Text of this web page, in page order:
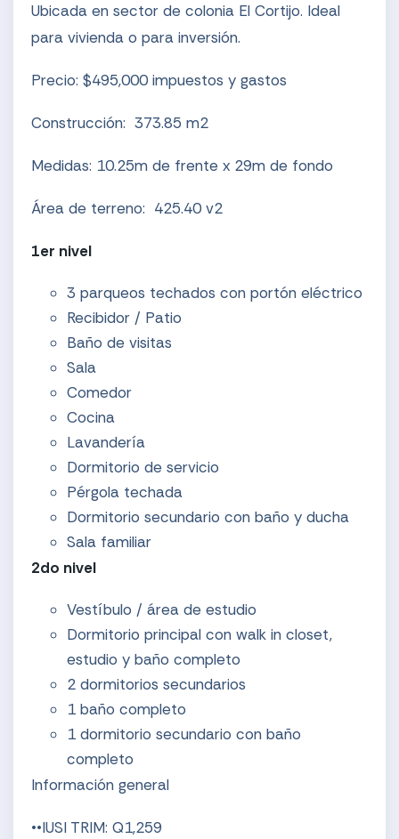
Ubicada en sector de colonia El Cortijo. Ideal
para vivienda o para inversión.
Precio: $495,000 impuestos y gastos
Construcción: 373.85 m2
Medidas: 10.25m de frente x 29m de fondo
Área de terreno: 425.40 v2
1er nivel
3 parqueos techados con portón eléctrico
Recibidor / Patio
Baño de visitas
Sala
Comedor
Cocina
Lavandería
Dormitorio de servicio
Pérgola techada
Dormitorio secundario con baño y ducha
Sala familiar
2do nivel
Vestíbulo / área de estudio
Dormitorio principal con walk in closet,
estudio y baño completo
2 dormitorios secundarios
1 baño completo
1 dormitorio secundario con baño
completo
Información general
••IUSI TRIM: Q1,259